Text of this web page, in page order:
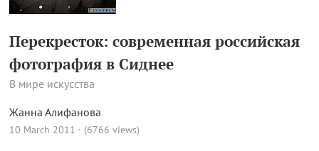
Перекресток: современная российская
фотография в Сиднее
В мире искусства
Жанна Алифанова
10 March 2011 · (6766 views)